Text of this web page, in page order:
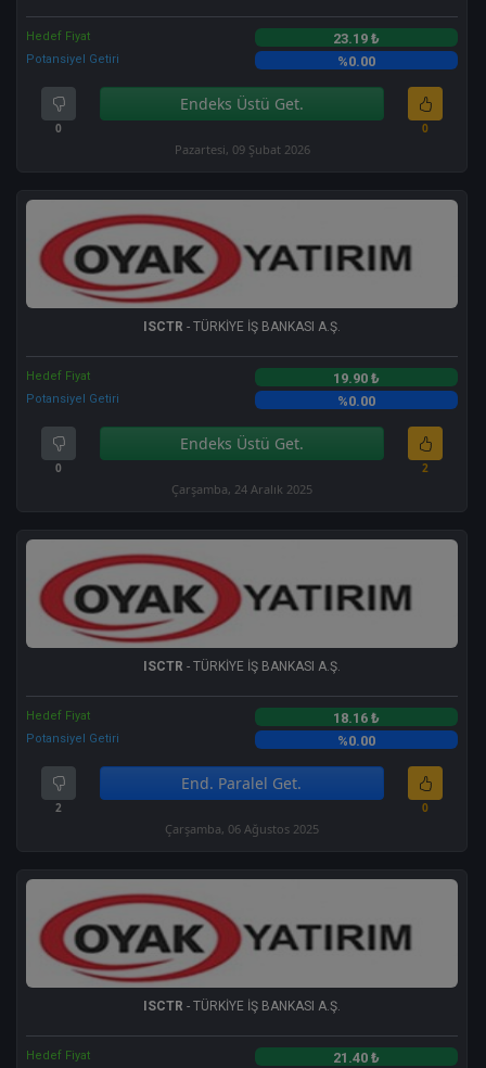
Hedef Fiyat 23.19 ₺
Potansiyel Getiri %0.00
0
Endeks Üstü Get.
0
Pazartesi, 09 Şubat 2026
ISCTR - TÜRKİYE İŞ BANKASI A.Ş.
Hedef Fiyat 19.90 ₺
Potansiyel Getiri %0.00
0
Endeks Üstü Get.
2
Çarşamba, 24 Aralık 2025
ISCTR - TÜRKİYE İŞ BANKASI A.Ş.
Hedef Fiyat 18.16 ₺
Potansiyel Getiri %0.00
2
End. Paralel Get.
0
Çarşamba, 06 Ağustos 2025
ISCTR - TÜRKİYE İŞ BANKASI A.Ş.
Hedef Fiyat 21.40 ₺